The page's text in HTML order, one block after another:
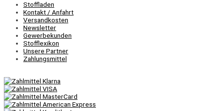
Stoffladen
Kontakt / Anfahrt
Versandkosten
Newsletter
Gewerbekunden
Stofflexikon
Unsere Partner
Zahlungsmittel